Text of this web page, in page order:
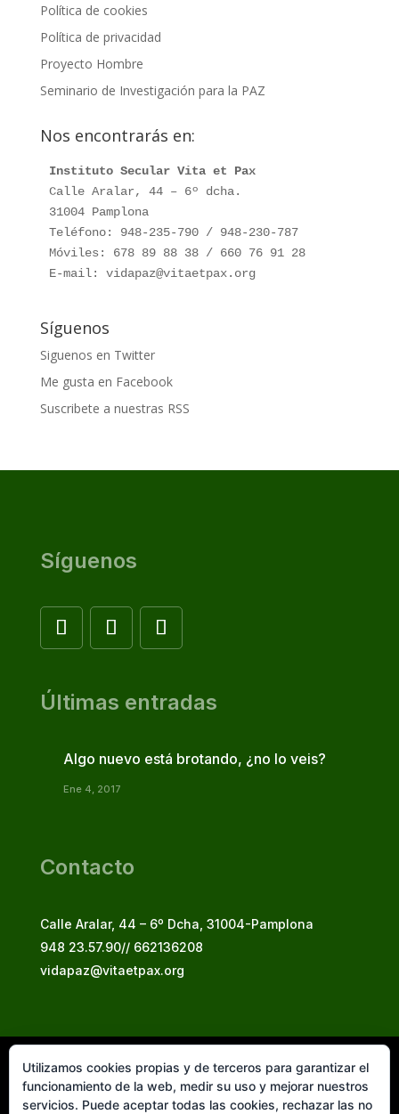
Política de cookies
Política de privacidad
Proyecto Hombre
Seminario de Investigación para la PAZ
Nos encontrarás en:
Instituto Secular Vita et Pax
Calle Aralar, 44 – 6º dcha.
31004 Pamplona
Teléfono: 948-235-790 / 948-230-787
Móviles: 678 89 88 38 / 660 76 91 28
E-mail: vidapaz@vitaetpax.org
Síguenos
Siguenos en Twitter
Me gusta en Facebook
Suscribete a nuestras RSS
Síguenos
Últimas entradas
Algo nuevo está brotando, ¿no lo veis?
Ene 4, 2017
Contacto
Calle Aralar, 44 – 6º Dcha, 31004-Pamplona
948 23.57.90// 662136208
vidapaz@vitaetpax.org
Vita et Pax, 2025
© Instituto Secular Vita et Pax in Christo Jesu
Utilizamos cookies propias y de terceros para garantizar el
funcionamiento de la web, medir su uso y mejorar nuestros
servicios. Puede aceptar todas las cookies, rechazar las no